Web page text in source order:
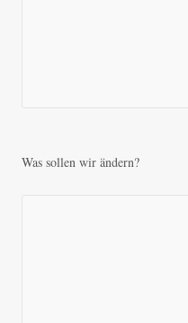
Was sollen wir ändern?